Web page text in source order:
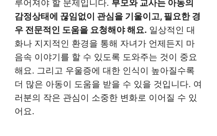
루어져야 할 문제입니다. 부모와 교사는 아동의
감정상태에 끊임없이 관심을 기울이고, 필요한 경
우 전문적인 도움을 요청해야 해요. 일상적인 대
화나 지지적인 환경을 통해 자녀가 언제든지 마
음속 이야기를 할 수 있도록 도와주는 것이 중요
해요. 그리고 우울증에 대한 인식이 높아질수록
더 많은 아동이 도움을 받을 수 있을 것입니다. 여
러분의 작은 관심이 소중한 변화로 이어질 수 있
어요.